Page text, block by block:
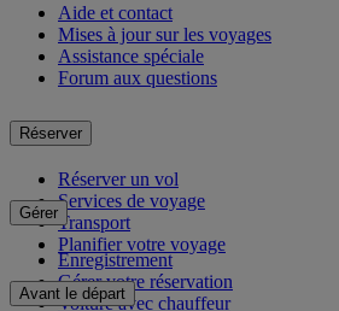
Aide et contact
Mises à jour sur les voyages
Assistance spéciale
Forum aux questions
Réserver
Réserver un vol
Services de voyage
Transport
Planifier votre voyage
Gérer
Enregistrement
Gérer votre réservation
Voiture avec chauffeur
Avant le départ